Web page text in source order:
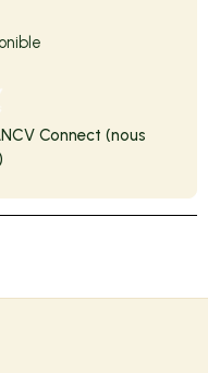
Connect (nous